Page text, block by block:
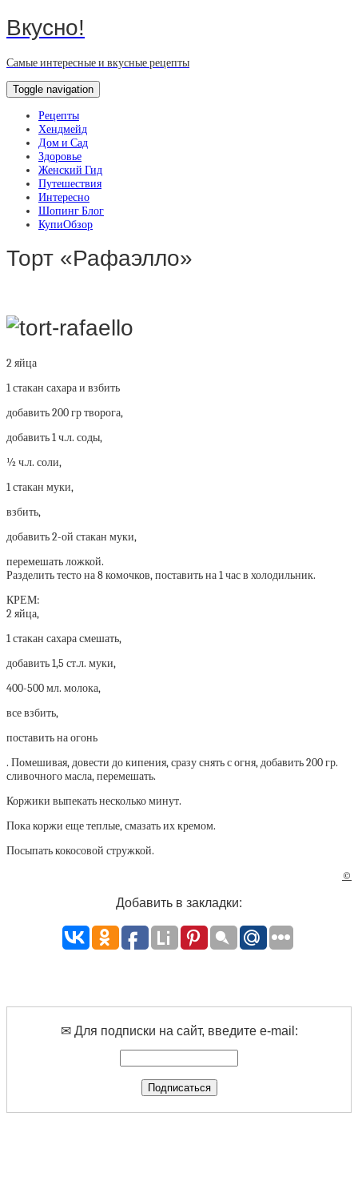
Вкусно!
Самые интересные и вкусные рецепты
Toggle navigation
Рецепты
Хендмейд
Дом и Сад
Здоровье
Женский Гид
Путешествия
Интересно
Шопинг Блог
КупиОбзор
Торт «Рафаэлло»
2 яйца
1 стакан сахара и взбить
добавить 200 гр творога,
добавить 1 ч.л. соды,
½ ч.л. соли,
1 стакан муки,
взбить,
добавить 2-ой стакан муки,
перемешать ложкой.
Разделить тесто на 8 комочков, поставить на 1 час в холодильник.
КРЕМ:
2 яйца,
1 стакан сахара смешать,
добавить 1,5 ст.л. муки,
400-500 мл. молока,
все взбить,
поставить на огонь
. Помешивая, довести до кипения, сразу снять с огня, добавить 200 гр.
сливочного масла, перемешать.
Коржики выпекать несколько минут.
Пока коржи еще теплые, смазать их кремом.
Посыпать кокосовой стружкой.
©
Добавить в закладки:
✉ Для подписки на сайт, введите e-mail: